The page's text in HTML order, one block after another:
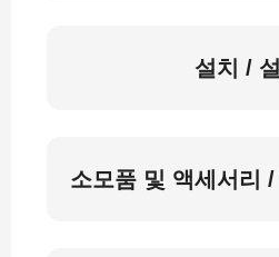
설치 /
소모품 및 액세서리 /